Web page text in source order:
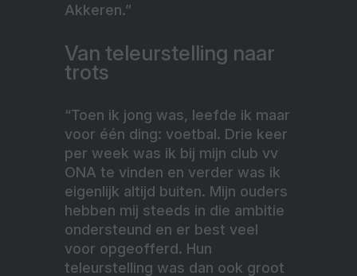
Akkeren.”
Van teleurstelling naar
trots
“Toen ik jong was, leefde ik maar
voor één ding: voetbal. Drie keer
per week was ik bij mijn club vv
ONA te vinden en verder was ik
eigenlijk altijd buiten. Mijn ouders
hebben mij steeds in die ambitie
ondersteund en er best veel
voor opgeofferd. Hun
teleurstelling was dan ook groot